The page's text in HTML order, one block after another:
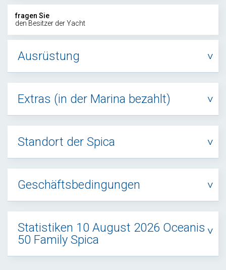
fragen Sie
den Besitzer der Yacht
Ausrüstung
Extras (in der Marina bezahlt)
Standort der Spica
Geschäftsbedingungen
Statistiken 10 August 2026 Oceanis
50 Family Spica